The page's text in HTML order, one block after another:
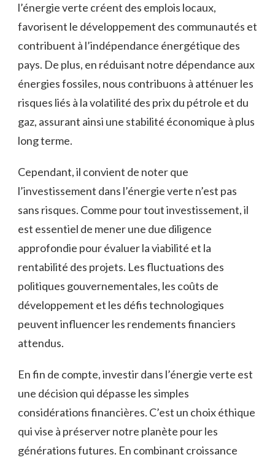
l’énergie verte créent des emplois ⁤locaux,
favorisent le développement⁤ des communautés et
contribuent ⁣à l’indépendance ⁤énergétique des
pays. De plus, en réduisant notre dépendance aux
énergies fossiles, nous contribuons à atténuer les
risques liés à la volatilité des prix du‌ pétrole et ‌du
gaz, assurant ainsi une stabilité économique à plus
long terme.
Cependant,‍ il convient de noter que
l’investissement dans l’énergie verte ⁤n’est pas
sans ⁤risques. Comme pour tout investissement, il
est ‍essentiel⁤ de mener une due diligence
approfondie pour évaluer la viabilité et ‍la
‍rentabilité ⁤des projets. Les fluctuations des
politiques gouvernementales, les coûts de
développement et les défis technologiques⁤
peuvent influencer les rendements financiers
attendus.
En fin de compte, investir dans l’énergie verte est
⁢une décision qui‍ dépasse les simples⁤
considérations ⁣financières. C’est un choix éthique
qui vise à préserver ‌notre⁢ planète pour⁣ les
générations futures. En combinant croissance‍